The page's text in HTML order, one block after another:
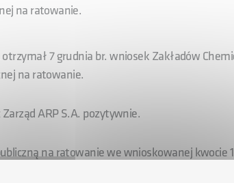
na ratowanie.
7 grudnia br. wniosek Zakładów
na ratowanie.
ARP S.A. pozytywnie.
na ratowanie we wnioskowanej kwocie